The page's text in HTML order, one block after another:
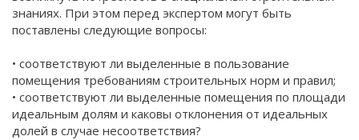
знаниях. При этом перед экспертом могут быть
поставлены следующие вопросы:
• соответствуют ли выделенные в пользование
помещения требованиям строительных норм и правил;
• соответствуют ли выделенные помещения по площади
идеальным долям и каковы отклонения от идеальных
долей в случае несоответствия?